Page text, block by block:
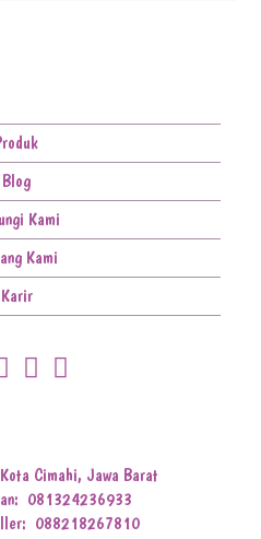
Blog
Kami
Kami
Karir
Cimahi, Jawa Barat
081324236933
088218267810